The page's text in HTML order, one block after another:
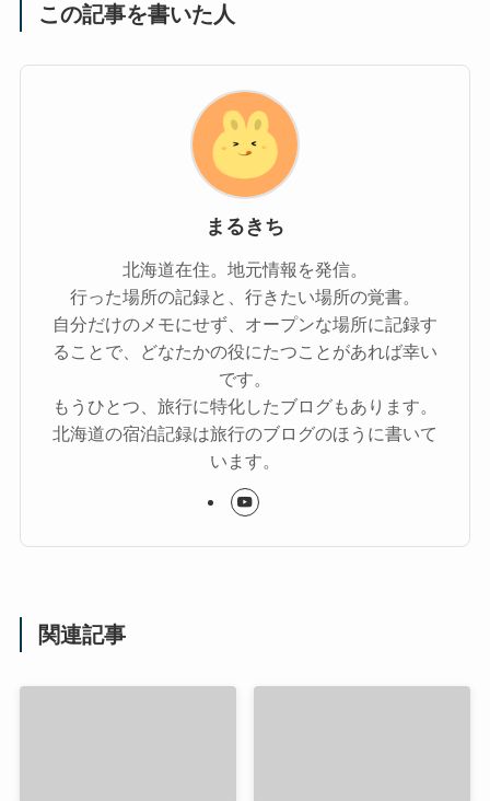
この記事を書いた人
まるきち
北海道在住。地元情報を発信。
行った場所の記録と、行きたい場所の覚書。
自分だけのメモにせず、オープンな場所に記録す
ることで、どなたかの役にたつことがあれば幸い
です。
もうひとつ、旅行に特化したブログもあります。
北海道の宿泊記録は旅行のブログのほうに書いて
います。
関連記事